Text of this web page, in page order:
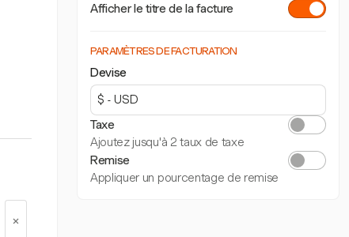
Afficher le titre de la facture
PARAMÈTRES DE FACTURATION
Devise
Taxe
Ajoutez jusqu'à 2 taux de taxe
Remise
Appliquer un pourcentage de remise